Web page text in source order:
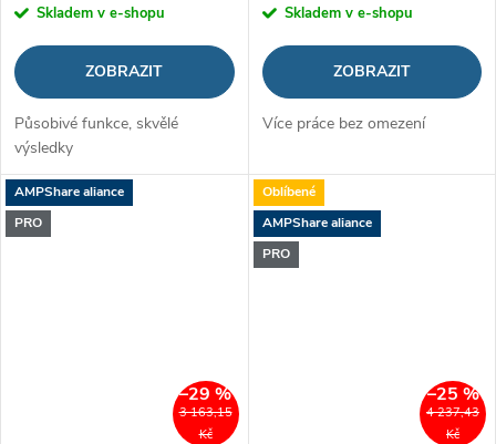
Skladem v e-shopu
ZOBRAZIT
Působivé funkce, skvělé
výsledky
Skladem v e-shopu
ZOBRAZIT
Více práce bez omezení
AMPShare aliance
PRO
3 163,15
Kč
–29 %
Oblíbené
AMPShare aliance
PRO
4 237,43
Kč
–25 %